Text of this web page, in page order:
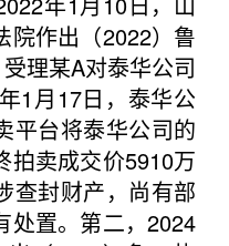
院作出（2022）鲁
理某A对泰华公司
1月17日，泰华公
平台将泰华公司的
拍卖成交价5910万
查封财产，尚有部
处置。第二，2024